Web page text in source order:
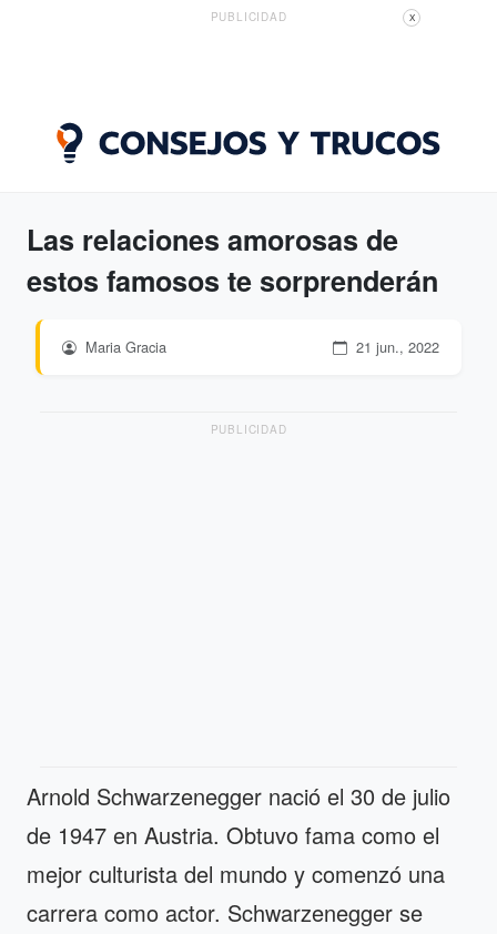
PUBLICIDAD X
Las relaciones amorosas de
estos famosos te sorprenderán
Maria Gracia 21 jun., 2022
PUBLICIDAD
Arnold Schwarzenegger nació el 30 de julio
de 1947 en Austria. Obtuvo fama como el
mejor culturista del mundo y comenzó una
carrera como actor. Schwarzenegger se